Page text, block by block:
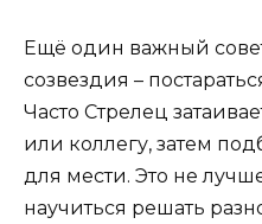
Ещё один важный
созвездия –
Часто Стрелец
или коллегу, затем
для мести. Это не
научиться решать